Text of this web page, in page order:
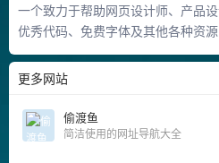
一个致力于帮助网页设计师、产品
优秀代码、免费字体及其他各种资
更多网站
偷渡鱼
简洁使用的网址导航大全